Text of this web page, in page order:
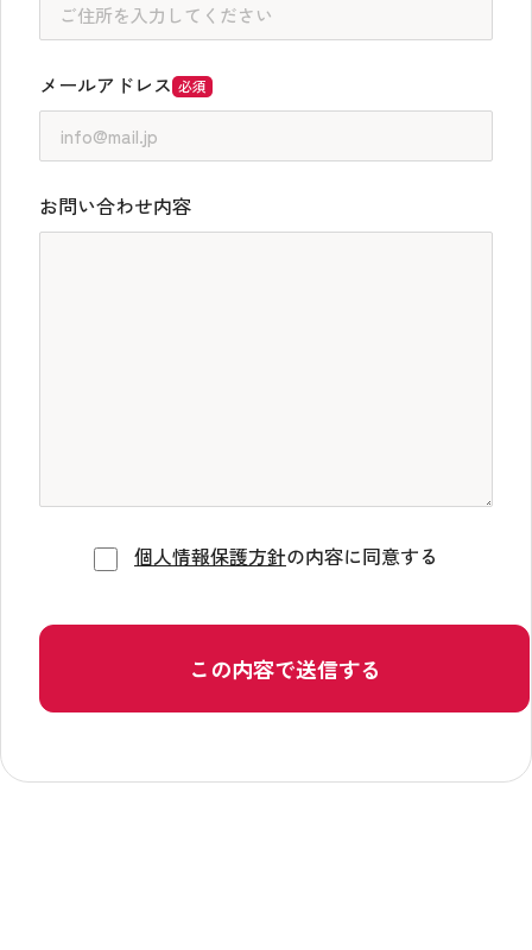
メールアドレス 必須
お問い合わせ内容
個人情報保護方針の内容に同意する